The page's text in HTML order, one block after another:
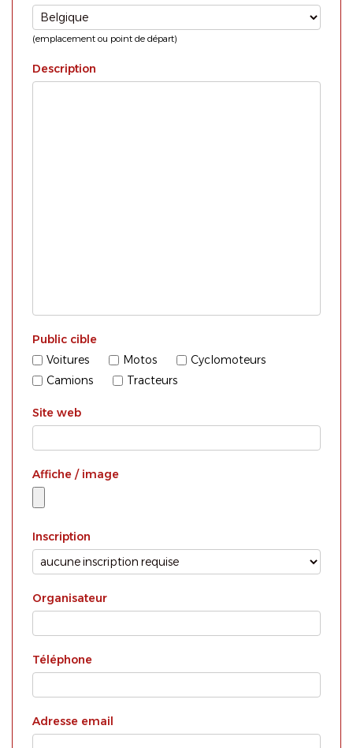
(emplacement ou point de départ)
Description
Public cible
Voitures
Motos
Cyclomoteurs
Camions
Tracteurs
Site web
Affiche / image
Inscription
Organisateur
Téléphone
Adresse email